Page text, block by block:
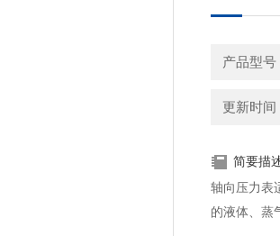
产品型
更新时间
简要描
轴向压力表
的液体、蒸